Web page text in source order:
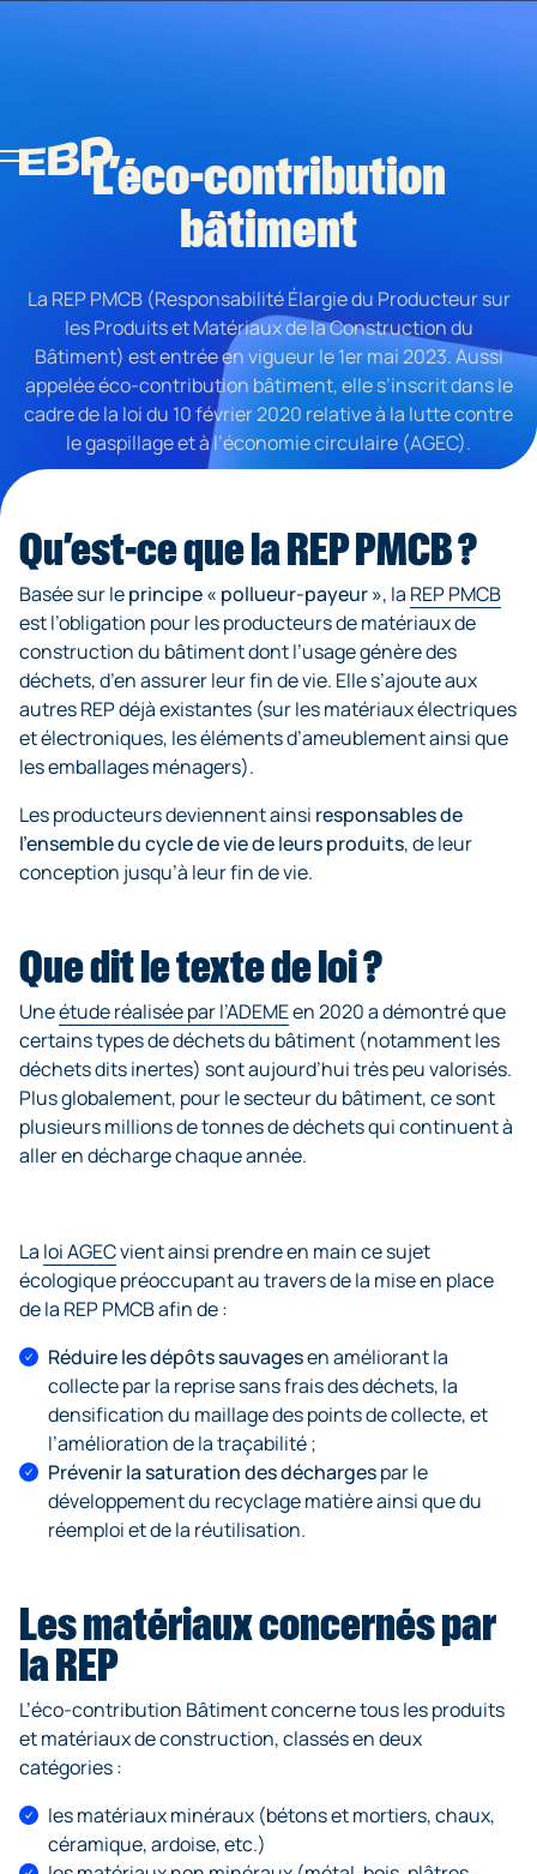
L’éco-contribution
bâtiment
La REP PMCB (Responsabilité Élargie du Producteur sur
les Produits et Matériaux de la Construction du
Bâtiment) est entrée en vigueur le 1er mai 2023. Aussi
appelée éco-contribution bâtiment, elle s’inscrit dans le
cadre de la loi du 10 février 2020 relative à la lutte contre
le gaspillage et à l’économie circulaire (AGEC).
Qu’est-ce que la REP PMCB ?
Basée sur leprincipe « pollueur-payeur », la REP PMCB
est l’obligation pour les producteurs de matériaux de
construction du bâtiment dont l’usage génère des
déchets, d’en assurer leur fin de vie. Elle s’ajoute aux
autres REP déjà existantes (sur les matériaux électriques
et électroniques, les éléments d’ameublement ainsi que
les emballages ménagers).
Les producteurs deviennent ainsi responsables de
l’ensemble du cycle de vie de leurs produits, de leur
conception jusqu’à leur fin de vie.
Que dit le texte de loi ?
Uneétude réalisée par l’ADEMEen 2020 a démontré que
certains types de déchets du bâtiment (notamment les
déchets dits inertes) sont aujourd’hui très peu valorisés.
Plus globalement, pour le secteur du bâtiment, ce sont
plusieurs millions de tonnes de déchets qui continuent à
aller en décharge chaque année.
La loi AGECvient ainsi prendre en main ce sujet
écologique préoccupant au travers de la mise en place
de la REP PMCB afin de :
Réduire les dépôts sauvagesen améliorant la
collecte par la reprise sans frais des déchets, la
densification du maillage des points de collecte, et
l’amélioration de la traçabilité ;
Prévenir la saturation des déchargespar le
développement du recyclage matière ainsi que du
réemploi et de la réutilisation.
Les matériaux concernés par
la REP
L’éco-contribution Bâtiment concerne tous les produits
et matériaux de construction, classés en deux
catégories :
les matériaux minéraux (bétons et mortiers, chaux,
céramique, ardoise, etc.)